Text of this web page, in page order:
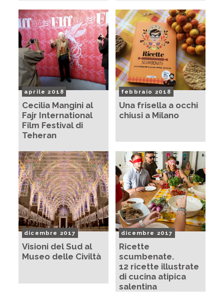
aprile 2018
Cecilia Mangini al
Fajr International
Film Festival di
Teheran
febbraio 2018
Una frisella a occhi
chiusi a Milano
dicembre 2017
Visioni del Sud al
Museo delle Civiltà
dicembre 2017
Ricette
scumbenate.
12 ricette illustrate
di cucina atipica
salentina